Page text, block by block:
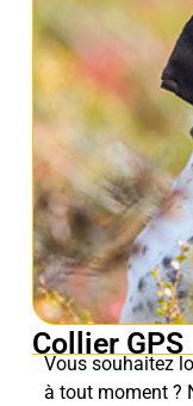
Collier GPS
Vous souhaitez
à tout moment ?